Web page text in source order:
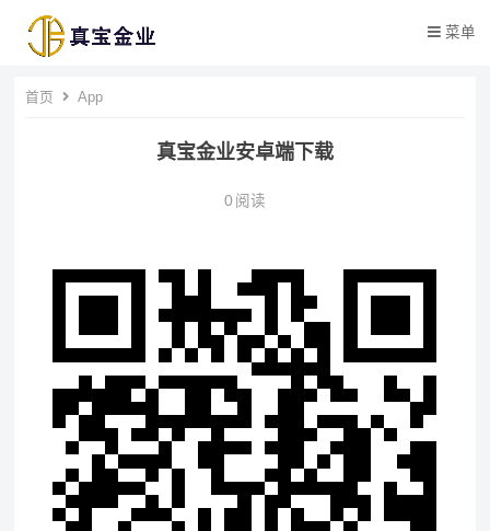
菜单
首页 App
真宝金业安卓端下载
0 阅读